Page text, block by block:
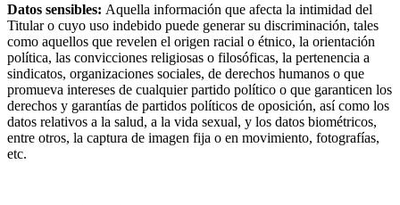
Datos sensibles: Aquella información que afecta la intimidad del
Titular o cuyo uso indebido puede generar su discriminación, tales
como aquellos que revelen el origen racial o étnico, la orientación
política, las convicciones religiosas o filosóficas, la pertenencia a
sindicatos, organizaciones sociales, de derechos humanos o que
promueva intereses de cualquier partido político o que garanticen los
derechos y garantías de partidos políticos de oposición, así como los
datos relativos a la salud, a la vida sexual, y los datos biométricos,
entre otros, la captura de imagen fija o en movimiento, fotografías,
etc.